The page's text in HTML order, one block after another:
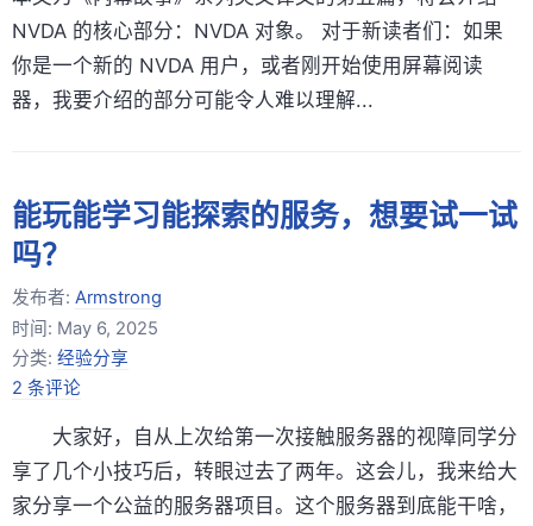
NVDA 的核心部分：NVDA 对象。 对于新读者们：如果
你是一个新的 NVDA 用户，或者刚开始使用屏幕阅读
器，我要介绍的部分可能令人难以理解...
能玩能学习能探索的服务，想要试一试
吗？
发布者: Armstrong
时间: May 6, 2025
分类: 经验分享
2 条评论
大家好，自从上次给第一次接触服务器的视障同学分
享了几个小技巧后，转眼过去了两年。这会儿，我来给大
家分享一个公益的服务器项目。这个服务器到底能干啥，